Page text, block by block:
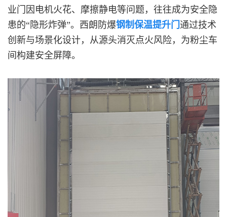
业门因电机火花、摩擦静电等问题，往往成为安全隐
患的“隐形炸弹”。西朗防爆钢制保温提升门通过技术
创新与场景化设计，从源头消灭点火风险，为粉尘车
间构建安全屏障。